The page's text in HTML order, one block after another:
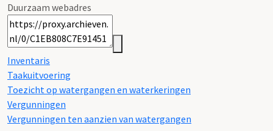
Duurzaam webadres
Inventaris
Taakuitvoering
Toezicht op watergangen en waterkeringen
Vergunningen
Vergunningen ten aanzien van watergangen